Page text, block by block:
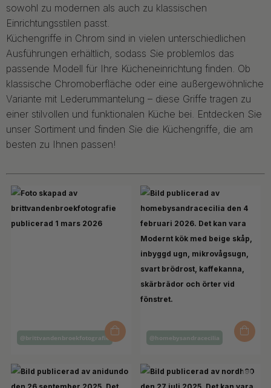
sowohl zu modernen als auch zu klassischen
Einrichtungsstilen passt.
Küchengriffe in Chrom sind in vielen unterschiedlichen
Ausführungen erhältlich, sodass Sie problemlos das
passende Modell für Ihre Kücheneinrichtung finden. Ob
klassische Chromoberfläche oder eine außergewöhnliche
Variante mit Lederummantelung – diese Griffe tragen zu
einer stilvollen und funktionalen Küche bei. Entdecken Sie
unser Sortiment und finden Sie die Küchengriffe, die am
besten zu Ihnen passen!
Inlägg
av
@brittvandenbroekfotografie
Inlägg
av
@homebysandracecilia